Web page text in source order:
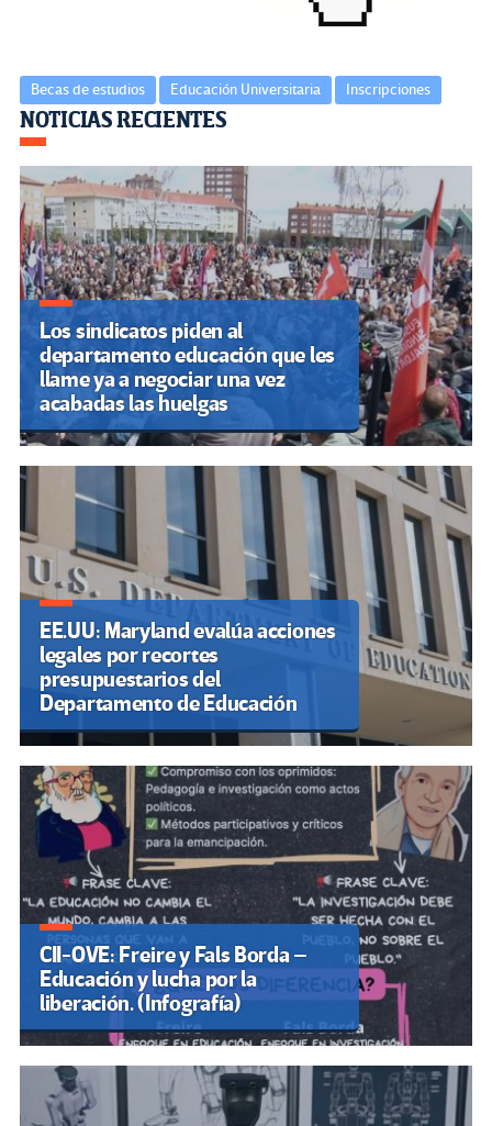
Becas de estudios Educación Universitaria Inscripciones
Navegación
de
entradas
NOTICIAS RECIENTES
Los sindicatos piden al
departamento educación que les
llame ya a negociar una vez
acabadas las huelgas
EE.UU: Maryland evalúa acciones
legales por recortes
presupuestarios del
Departamento de Educación
CII-OVE: Freire y Fals Borda –
Educación y lucha por la
liberación. (Infografía)